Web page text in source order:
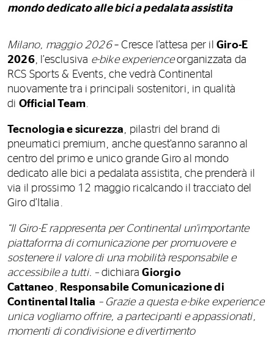
mondo dedicato alle bici a pedalata assistita
Milano, maggio 2026– Cresce l’attesa per ilGiro-E
2026, l’esclusiva e-bike experienceorganizzata da
RCS Sports & Events, che vedrà Continental
nuovamente tra i principali sostenitori, in qualità
di Official Team.
Tecnologia e sicurezza, pilastri del brand di
pneumatici premium, anche quest’anno saranno al
centro del primo e unico grande Giro al mondo
dedicato alle bici a pedalata assistita, che prenderà il
via il prossimo 12 maggio ricalcando il tracciato del
Giro d’Italia.
“Il Giro-E rappresenta per Continental un'importante
piattaforma di comunicazione per promuovere e
sostenere il valore di una mobilità responsabile e
accessibile a tutti. – dichiaraGiorgio
Cattaneo , Responsabile Comunicazione di
Continental Italia – Grazie a questa e-bike experience
unica vogliamo offrire, a partecipanti e appassionati,
momenti di condivisione e divertimento